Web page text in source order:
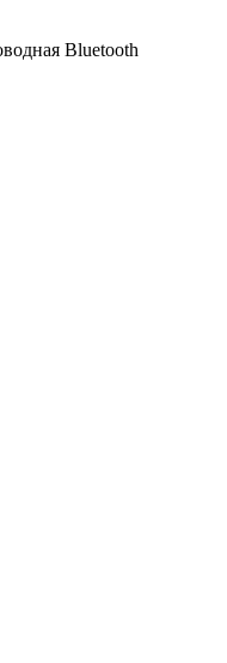
Bluetooth